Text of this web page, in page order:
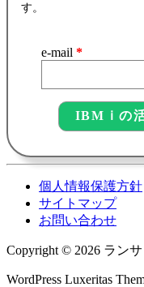
す。
e-mail *
個人情報保護方針
サイトマップ
お問い合わせ
Copyright © 2026 ラン
WordPress Luxeritas